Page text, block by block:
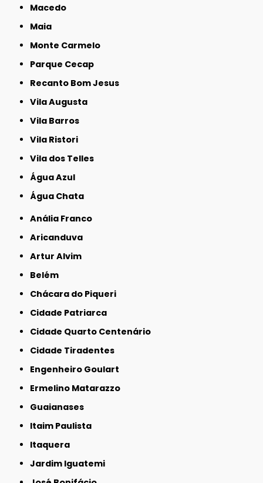
Macedo
Maia
Monte Carmelo
Parque Cecap
Recanto Bom Jesus
Vila Augusta
Vila Barros
Vila Ristori
Vila dos Telles
Água Azul
Água Chata
Anália Franco
Aricanduva
Artur Alvim
Belém
Chácara do Piqueri
Cidade Patriarca
Cidade Quarto Centenário
Cidade Tiradentes
Engenheiro Goulart
Ermelino Matarazzo
Guaianases
Itaim Paulista
Itaquera
Jardim Iguatemi